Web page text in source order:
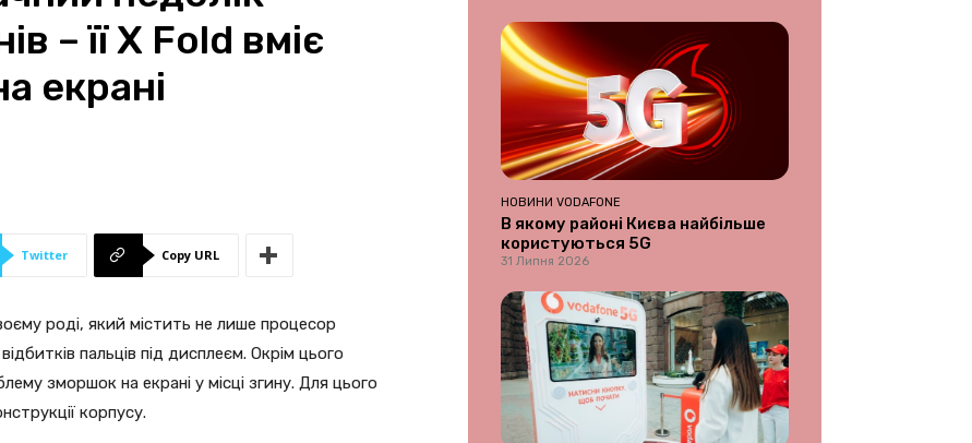
– її X Fold вміє
екрані
Twitter Copy URL
роді, який містить не лише процесор
пальців під дисплеєм. Окрім цього
зморшок на екрані у місці згину. Для цього
корпусу.
НОВИНИ VODAFONE
В якому районі Києва найбільше
користуються 5G
31 Липня 2026